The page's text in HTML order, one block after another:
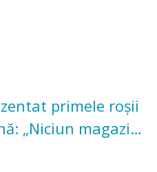
primele roșii
„Niciun magazin
satisfacție”